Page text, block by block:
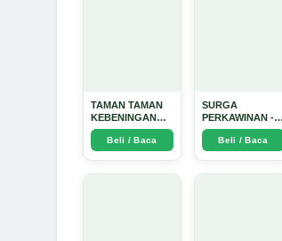
TAMAN TAMAN
KEBENINGAN
HATI - Arda
DinataBeli / Baca
SURGA
PERKAWINAN -
Arda Dinata
Beli / Baca